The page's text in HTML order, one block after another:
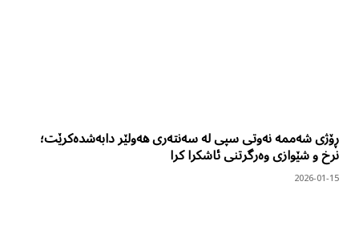
ڕۆژی شەممە نەوتی سپی لە سەنتەری هەولێر دابەشدەکرێت؛
نرخ و شێوازی وەرگرتنی ئاشکرا کرا
2026-01-15